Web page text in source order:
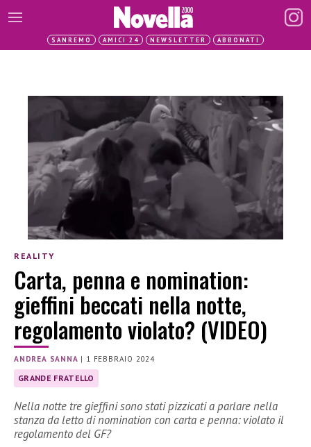
SANREMO AMICI 24 NEWSLETTER ABBONATI
REALITY
Carta, penna e nomination:
gieffini beccati nella notte,
regolamento violato? (VIDEO)
ANDREA SANNA | 1 FEBBRAIO 2024
GRANDE FRATELLO
Nella notte tre gieffini sono stati pizzicati a parlare nella
stanza da letto di nomination con carta e penna: violato il
regolamento del GF?